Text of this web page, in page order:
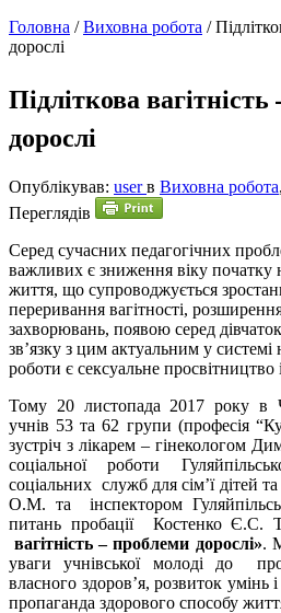
Головна /Виховна робота /
дорослі
Підліткова
дорослі
Опублікував: userв Виховна робота,
Переглядів
Серед сучасних педагогічних
важливих є зниження віку початку
життя, що супроводжується
переривання вагітності,
захворювань, появою серед
зв’язку з цим актуальним у системі
роботи є сексуальне просвітництво
Тому 20 листопада 2017 року в
учнів 53 та 62 групи (професія
зустріч з лікарем – гінекологом
соціальної роботи
соціальних служб для сім’ї дітей
О.М. та інспектором
питань пробації Костенко Є.С.
вагітність – проблеми дорослі».
уваги учнівської молоді до
власного здоров’я, розвиток умінь
пропаганда здорового способу